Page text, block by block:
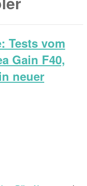
Tests vom
Gain F40,
neuer